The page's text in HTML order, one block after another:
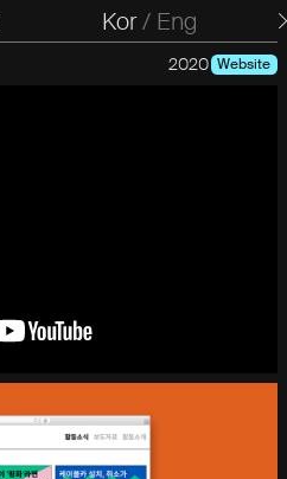
Kor/ Eng
2020 Website